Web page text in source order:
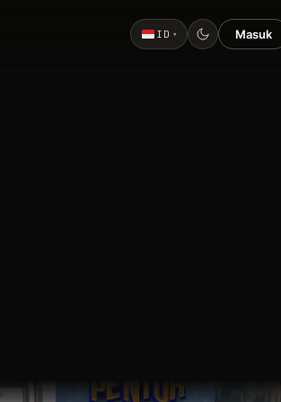
ID ▾ Masuk